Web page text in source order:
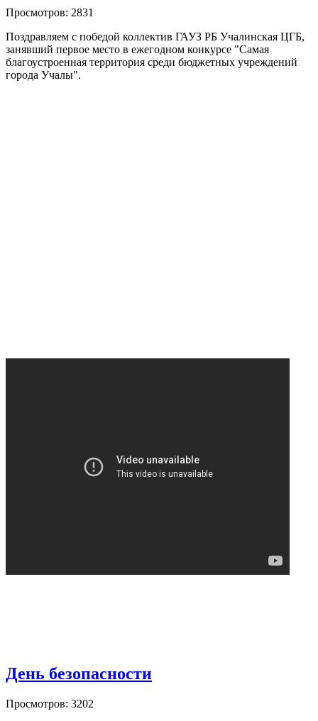
Просмотров: 2831
Поздравляем с победой коллектив ГАУЗ РБ Учалинская ЦГБ,
занявший первое место в ежегодном конкурсе "Самая
благоустроенная территория среди бюджетных учреждений
города Учалы".
День безопасности
Просмотров: 3202